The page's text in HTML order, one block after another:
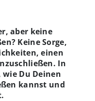
aber keine
Keine Sorge,
einen
In
Du Deinen
kannst und